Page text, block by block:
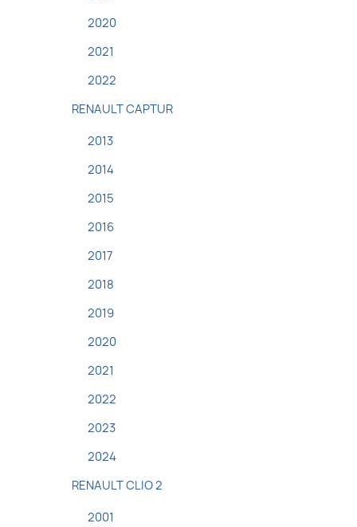
2020
2021
2022
RENAULT CAPTUR
2013
2014
2015
2016
2017
2018
2019
2020
2021
2022
2023
2024
RENAULT CLIO 2
2001